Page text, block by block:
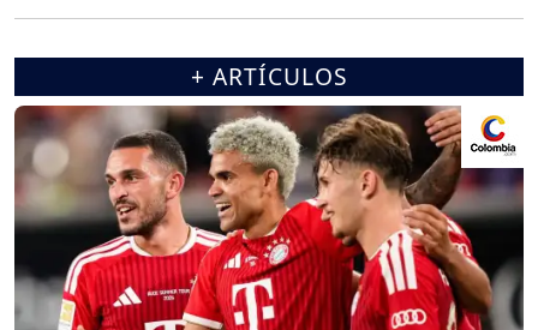
+ ARTÍCULOS